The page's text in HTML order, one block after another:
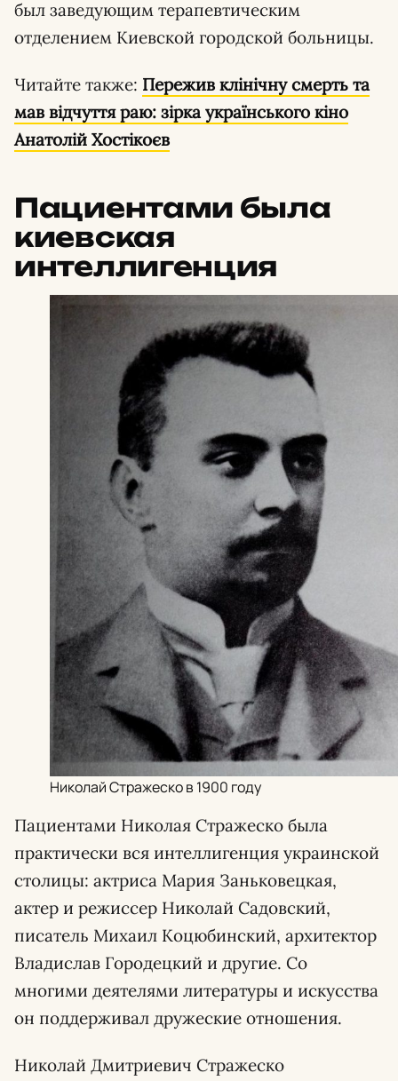
был заведующим терапевтическим
отделением Киевской городской больницы.
Читайте также: Пережив клінічну смерть та
мав відчуття раю: зірка українського кіно
Анатолій Хостікоєв
Пациентами была
киевская
интеллигенция
Николай Стражеско в 1900 году
Пациентами Николая Стражеско была
практически вся интеллигенция украинской
столицы: актриса Мария Заньковецкая,
актер и режиссер Николай Садовский,
писатель Михаил Коцюбинский, архитектор
Владислав Городецкий и другие. Со
многими деятелями литературы и искусства
он поддерживал дружеские отношения.
Николай Дмитриевич Стражеско